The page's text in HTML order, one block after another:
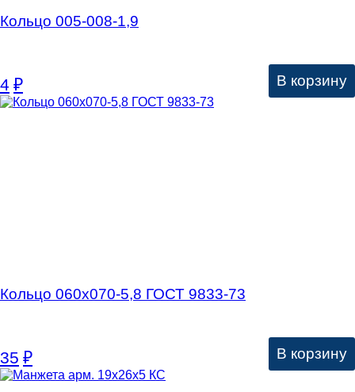
Кольцо 005-008-1,9
4 ₽ В корзину
Кольцо 060х070-5,8 ГОСТ 9833-73
35 ₽ В корзину